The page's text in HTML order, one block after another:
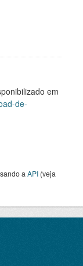
em
de-
a API (veja